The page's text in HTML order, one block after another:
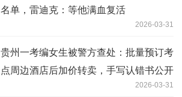
名单，雷迪克：等他满血复活
2026-03-31
贵州一考编女生被警方查处：批量预订考
点周边酒店后加价转卖，手写认错书公开
2026-03-31